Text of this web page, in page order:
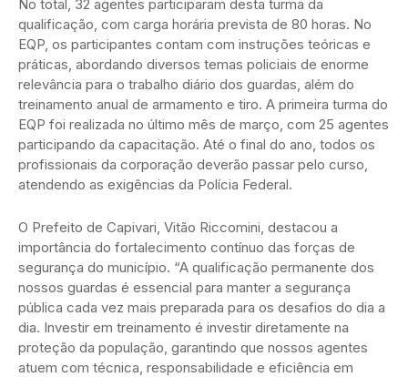
No total, 32 agentes participaram desta turma da
qualificação, com carga horária prevista de 80 horas. No
EQP, os participantes contam com instruções teóricas e
práticas, abordando diversos temas policiais de enorme
relevância para o trabalho diário dos guardas, além do
treinamento anual de armamento e tiro. A primeira turma do
EQP foi realizada no último mês de março, com 25 agentes
participando da capacitação. Até o final do ano, todos os
profissionais da corporação deverão passar pelo curso,
atendendo as exigências da Polícia Federal.
O Prefeito de Capivari, Vitão Riccomini, destacou a
importância do fortalecimento contínuo das forças de
segurança do município. “A qualificação permanente dos
nossos guardas é essencial para manter a segurança
pública cada vez mais preparada para os desafios do dia a
dia. Investir em treinamento é investir diretamente na
proteção da população, garantindo que nossos agentes
atuem com técnica, responsabilidade e eficiência em